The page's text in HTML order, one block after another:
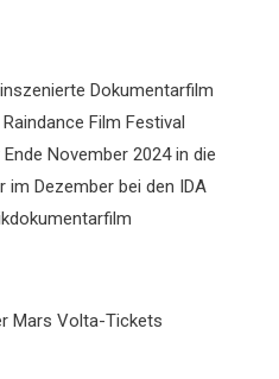
Dokumentarfilm
Film Festival
November 2024 in die
im Dezember bei den IDA
Mars Volta-Tickets